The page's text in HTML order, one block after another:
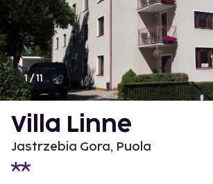
1/11
Villa Linne
Jastrzebia Gora, Puola